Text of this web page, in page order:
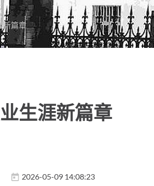
新篇章
生涯新篇章
2026-05-09 14:08:23